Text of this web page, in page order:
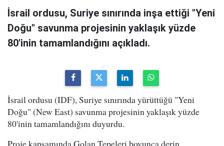
İsrail ordusu, Suriye sınırında inşa ettiği "Yeni
Doğu" savunma projesinin yaklaşık yüzde
80'inin tamamlandığını açıkladı.
İsrail ordusu (IDF), Suriye sınırında yürüttüğü "Yeni
Doğu" (New East) savunma projesinin yaklaşık yüzde
80'inin tamamlandığını duyurdu.
Proje kapsamında Golan Tepeleri boyunca derin